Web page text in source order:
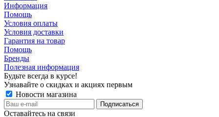
Информация
Помощь
Условия оплаты
Условия доставки
Гарантия на товар
Помощь
Бренды
Полезная информация
Будьте всегда в курсе!
Узнавайте о скидках и акциях первым
Новости магазина
Оставайтесь на связи